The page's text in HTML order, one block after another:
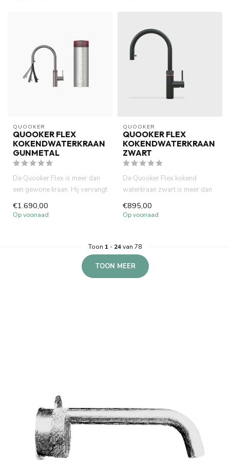
QUOOKER
QUOOKER FLEX
KOKENDWATERKRAAN
GUNMETAL
De Quooker Flex is meer dan
een gewone kraan. Hij vervangt
€1.690,00
Op voorraad
QUOOKER
QUOOKER FLEX
KOKENDWATERKRAAN
ZWART
De Quooker Flex kokend
waterkraan zwart is meer dan
€895,00
Op voorraad
Toon 1 - 24van 78
TOON MEER